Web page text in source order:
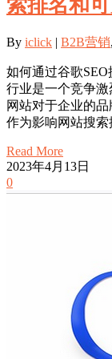
索排名和
By iclick | B2B营销,
如何通过谷歌
行业是一个竞争
网站对于企业的
作为影响网站搜
Read More
2023年4月13日
0